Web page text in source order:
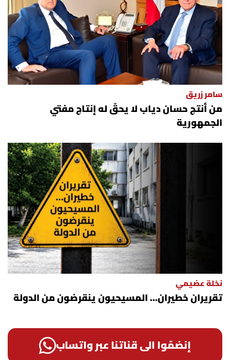
سامر زريق
من أنتج حسان دياب لا يحقّ له إنتاج مفتي
الجمهورية
نخلة عضيمي
تقريران خطيران… المسيحيون ينقرضون من الدولة
إنضمّوا الى قناتنا عبر واتساب